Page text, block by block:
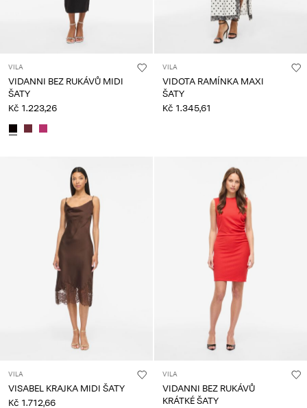
VILA
VIDANNI BEZ RUKÁVŮ MIDI
ŠATY
Kč 1.223,26
VILA
VIDOTA RAMÍNKA MAXI
ŠATY
Kč 1.345,61
VILA
VISABEL KRAJKA MIDI ŠATY
Kč 1.712,66
VILA
VIDANNI BEZ RUKÁVŮ
KRÁTKÉ ŠATY